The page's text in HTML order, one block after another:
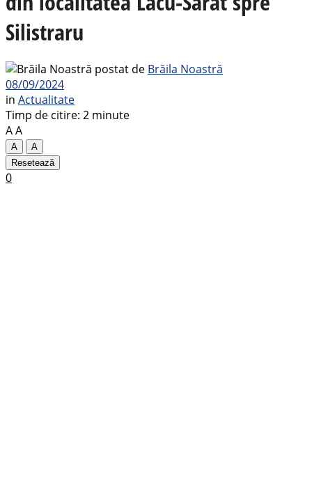
Silistraru
postat de Brăila Noastră
08/09/2024
in Actualitate
Timp de citire: 2 minute
AA
A
A
Resetează
0